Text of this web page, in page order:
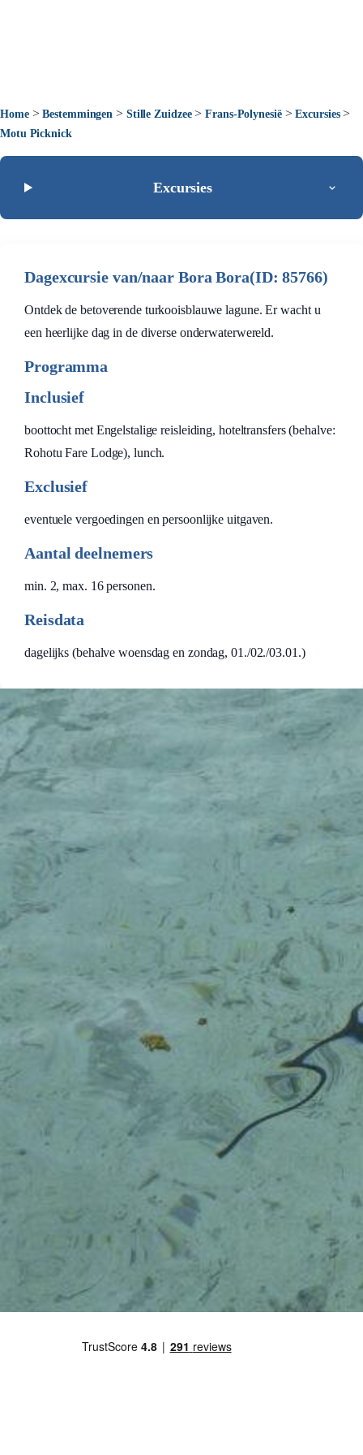
Home>Bestemmingen > Stille Zuidzee>Frans-Polynesië>Excursies>
Motu Picknick
Excursies
Dagexcursie van/naar Bora Bora(ID: 85766)
Ontdek de betoverende turkooisblauwe lagune. Er wacht u
een heerlijke dag in de diverse onderwaterwereld.
Programma
Inclusief
boottocht met Engelstalige reisleiding, hoteltransfers (behalve:
Rohotu Fare Lodge), lunch.
Exclusief
eventuele vergoedingen en persoonlijke uitgaven.
Aantal deelnemers
min. 2, max. 16 personen.
Reisdata
dagelijks (behalve woensdag en zondag, 01./02./03.01.)